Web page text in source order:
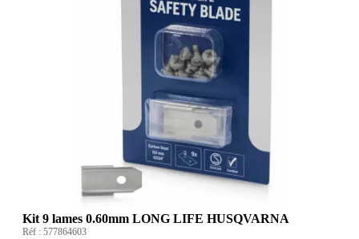
Kit 9 lames 0.60mm LONG LIFE HUSQVARNA
Réf : 577864603